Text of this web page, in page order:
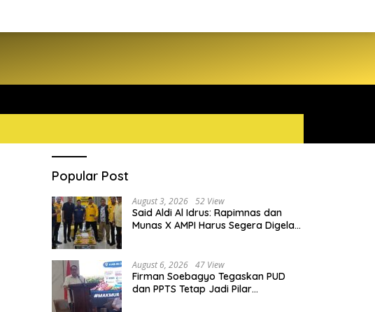
Popular Post
August 3, 2026 52 View
Said Aldi Al Idrus: Rapimnas dan
Munas X AMPI Harus Segera Digelar
August 6, 2026 47 View
Firman Soebagyo Tegaskan PUD
dan PPTS Tetap Jadi Pilar